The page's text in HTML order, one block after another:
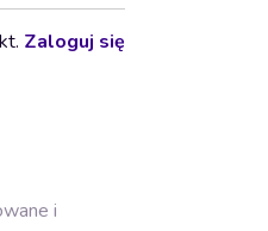
Zaloguj się
i